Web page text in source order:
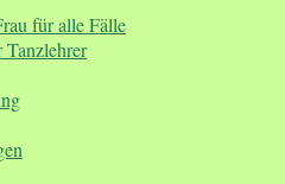
für alle Fälle
Tanzlehrer